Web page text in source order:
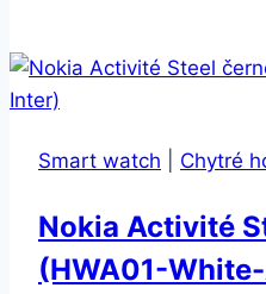
Space
Smart watch Chytré
Nokia Activité
(HWA01-